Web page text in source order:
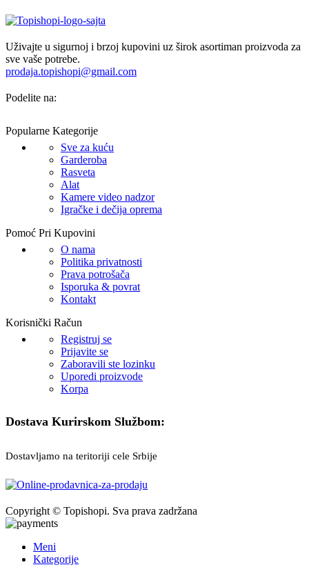
Uživajte u sigurnoj i brzoj kupovini uz širok asortiman proizvoda za
sve vaše potrebe.
prodaja.topishopi@gmail.com
Podelite na:
Popularne Kategorije
Sve za kuću
Garderoba
Rasveta
Alat
Kamere video nadzor
Igračke i dečija oprema
Pomoć Pri Kupovini
O nama
Politika privatnosti
Prava potrošača
Isporuka & povrat
Kontakt
Korisnički Račun
Registruj se
Prijavite se
Zaboravili ste lozinku
Uporedi proizvode
Korpa
Dostava Kurirskom Službom:
Dostavljamo na teritoriji cele Srbije
Copyright © Topishopi. Sva prava zadržana
Meni
Kategorije